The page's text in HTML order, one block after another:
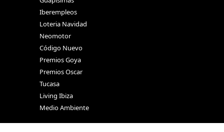
Iberempleos
Loteria Navidad
Neomotor
Código Nuevo
Premios Goya
Premios Oscar
Tucasa
Living Ibiza
Medio Ambiente